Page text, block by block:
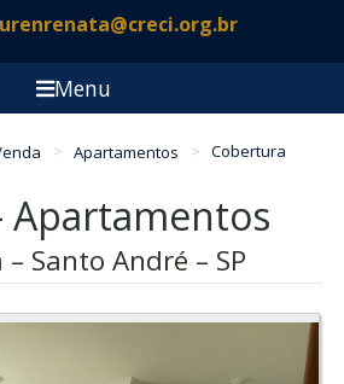
Menu
Apartamentos Cobertura
Apartamentos
Santo André – SP